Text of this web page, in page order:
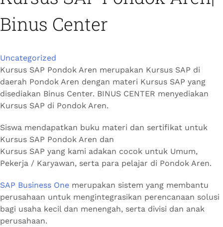
Binus Center
Uncategorized
Kursus SAP Pondok Aren merupakan Kursus SAP di
daerah Pondok Aren dengan materi Kursus SAP yang
disediakan Binus Center. BINUS CENTER menyediakan
Kursus SAP di Pondok Aren.
Siswa mendapatkan buku materi dan sertifikat untuk
Kursus SAP Pondok Aren dan
Kursus SAP yang kami adakan cocok untuk Umum,
Pekerja / Karyawan, serta para pelajar di Pondok Aren.
SAP Business One merupakan sistem yang membantu
perusahaan untuk mengintegrasikan perencanaan solusi
bagi usaha kecil dan menengah, serta divisi dan anak
perusahaan.